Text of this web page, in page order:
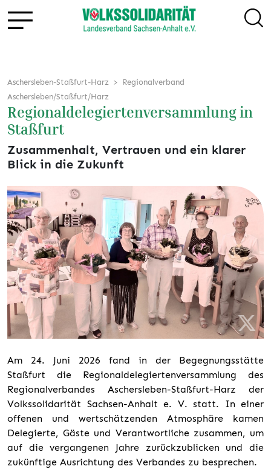
Aschersleben-Staßfurt-Harz
Regionalverband
Aschersleben/Staßfurt/Harz
Regionaldelegiertenversammlung in
Staßfurt
Zusammenhalt, Vertrauen und ein klarer
Blick in die Zukunft
Am 24. Juni 2026 fand in der Begegnungsstätte
Staßfurt die Regionaldelegiertenversammlung des
Regionalverbandes Aschersleben-Staßfurt-Harz der
Volkssolidarität Sachsen-Anhalt e. V. statt. In einer
offenen und wertschätzenden Atmosphäre kamen
Delegierte, Gäste und Verantwortliche zusammen, um
auf die vergangenen Jahre zurückzublicken und die
zukünftige Ausrichtung des Verbandes zu besprechen.